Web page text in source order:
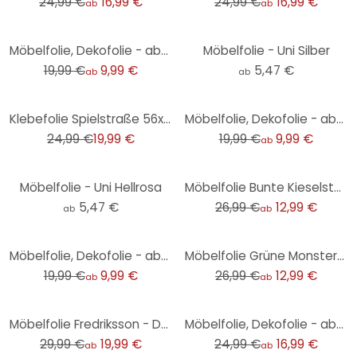
ab ab
Möbelfolie, Dekofolie - abwischbar - Marmor 09
19,99 €ab 9,99 €
Möbelfolie - Uni Silber
ab 5,47 €
Klebefolie Spielstraße 56x56 cm
24,99 €19,99 €
Möbelfolie, Dekofolie - abwischbar - Blütenpracht 02
19,99 €ab 9,99 €
Möbelfolie - Uni Hellrosa
ab 5,47 €
Möbelfolie Bunte Kieselsteine am Strand
26,99 €ab 12,99 €
Möbelfolie, Dekofolie - abwischbar - Marmor 05
19,99 €ab 9,99 €
Möbelfolie Grüne Monsterablätter
26,99 €ab 12,99 €
Möbelfolie Fredriksson - Dunkelgrüner Smaragd
29,99 €ab 19,99 €
Möbelfolie, Dekofolie - abwischbar - Blumenvielfalt
24,99 €ab 16,99 €